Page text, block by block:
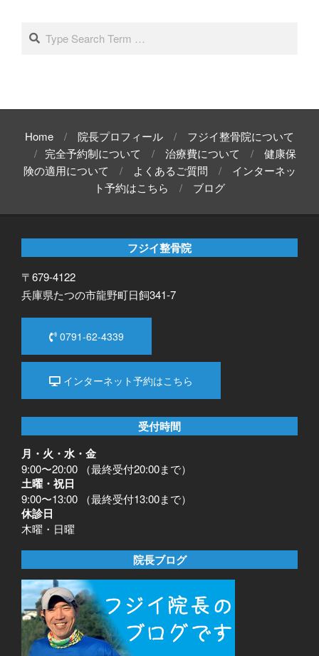
ブSearch
Home 院長プロフィール
フジイ整骨院について
完全予約制について
治療費について
健康保
険の適用について
よくあるご質問
インターネッ
ト予約はこちら
ブログ
フジイ整骨院
〒679-4122
兵庫県たつの市龍野町日飼341-7
0791-62-4339
インターネット予約はこちら
受付時間
月・火・水・金
9:00〜20:00 （最終受付20:00まで）
土曜・祝日
9:00〜13:00 （最終受付13:00まで）
休診日
木曜・日曜
院長ブログ